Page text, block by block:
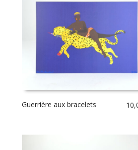
Guerrière aux bracelets